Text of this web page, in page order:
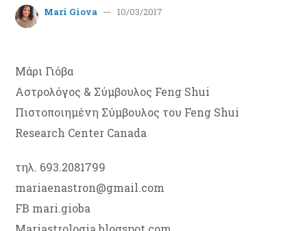
Mari Giova 10/03/2017
Μάρι Γιόβα
Αστρολόγος & Σύμβουλος Feng Shui
Πιστοποιημένη Σύμβουλος του Feng Shui
Research Center Canada
τηλ. 693.2081799
mariaenastron@gmail.com
FB mari.gioba